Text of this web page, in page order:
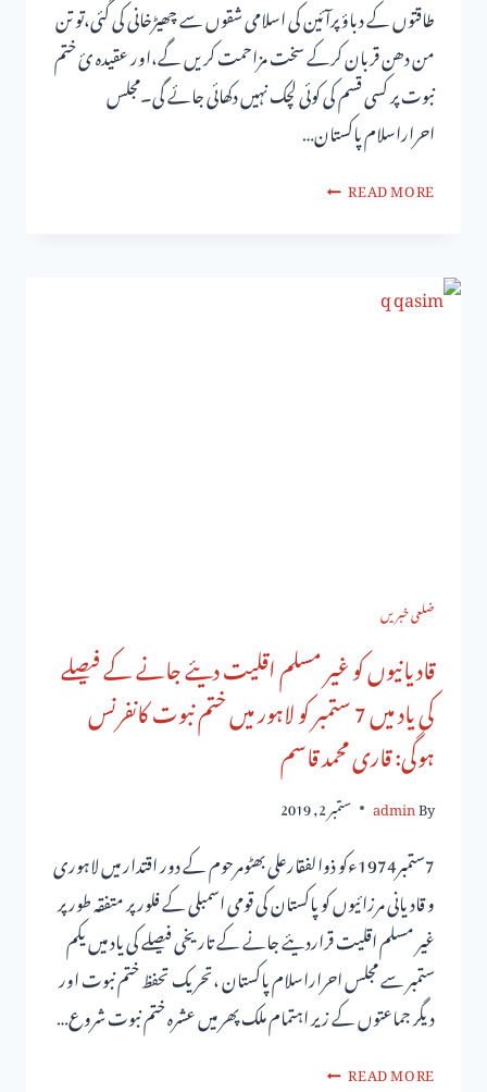
طاقتوں کے دباؤ پرآئین کی اسلامی شقوں سے چھیڑخانی کی گئی،تو تن
من دھن قربان کرکے سخت مزاحمت کریں گے،اور عقیدہ ئ ختم
نبوت پر کسی قسم کی کوئی لچک نہیں دکھائی جائے گی۔مجلس
احراراسلام پاکستان…
READ MORE
ضلعی خبریں
قادیانیوں کو غیر مسلم اقلیت دیئے جانے کے فیصلے
کی یاد میں 7 ستمبر کو لاہور میں ختم نبوت کانفرنس
ہوگی: قاری محمد قاسم
By
admin ستمبر 2, 2019
7ستمبر1974ءکو ذوالفقارعلی بھٹومرحوم کے دور اقتدار میں لاہوری
و قادیانی مرزائیوں کو پاکستان کی قومی اسمبلی کے فلورپر متفقہ طور پر
غیر مسلم اقلیت قراردیئے جانے کے تاریخی فیصلے کی یاد میں یکم
ستمبر سے مجلس احراراسلام پاکستان ،تحریک تحفظ ختم نبوت اور
دیگر جماعتوں کے زیر اہتمام ملک پھر میں عشرہ ختم نبوت شروع…
READ MORE